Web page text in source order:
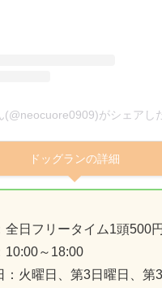
(@neocuore0909)がシェアし
ドッグランの詳細
全日フリータイム1頭500
10:00～18:00
：火曜日、第3日曜日、第